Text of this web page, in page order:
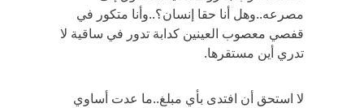
مصرعه..وهل أنا حقا إنسان؟..وأنا متكور في
قفصي معصوب العينين كدابة تدور في ساقية لا
تدري أين مستقرها.
لا استحق أن افتدى بأي مبلغ..ما عدت أساوي